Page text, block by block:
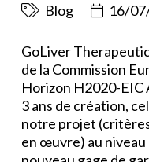
Blog 16/
GoLiver
de la Commission
Horizon H2020-EIC
3 ans de création,
notre projet
en œuvre) au niveau